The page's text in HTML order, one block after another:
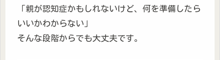
「親が認知症かもしれないけど、何を準備したら
いいかわからない」
そんな段階からでも大丈夫です。